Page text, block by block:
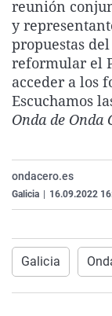
reunión
y
propuestas
reformular el
acceder a los
Escuchamos
Onda de Onda
ondacero.es
Galicia 16.09.2022
Galicia